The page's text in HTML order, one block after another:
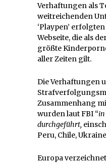
Verhaftungen als
weitreichenden
‘Playpen’
Webseite, die als
größte
aller Zeiten gilt.
Die Verhaftungen
Zusammenhang
wurden laut FBI “in
durchgeführt,
Peru, Chile,
Europa